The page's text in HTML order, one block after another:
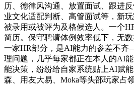
历、德律风沟通、放置面试、跟进
业文化适配判断、高管面试等，新
被录用或被评为及格候选人。一个
简历。保守聘请体例效率低下，无
一家HR部分，是AI能力的参差不
理问题，几乎每家都正在本人的AI
能决策，纷纷给自家系统贴上AI赋
森、用友大易、Moka等头部玩家占